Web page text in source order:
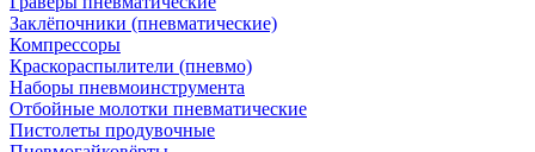
Заклёпочники (пневматические)
Компрессоры
Краскораспылители (пневмо)
Наборы пневмоинструмента
Отбойные молотки пневматические
Пистолеты продувочные